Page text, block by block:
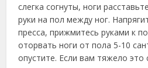
слегка согнуты, ноги
руки на пол между ног.
пресса, прижмитесь руками к
оторвать ноги от пола 5-10
опустите. Если вам тяжело это